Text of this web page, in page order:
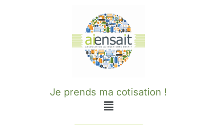
Je prends ma cotisation !